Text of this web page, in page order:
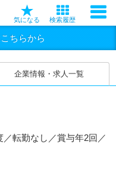
気になる 検索履歴
ちらから
企業情報・求人一覧
転勤なし／賞与年2回／